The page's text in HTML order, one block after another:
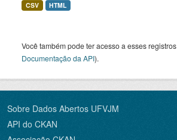
CSV HTML
Você também pode ter acesso a esses
Documentação da API).
Sobre Dados Abertos UFVJM
API do CKAN